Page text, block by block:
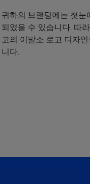
귀하의 브랜딩에는 첫
되었을 수 있습니다. 따
고의 이발소 로고 디자
니다.